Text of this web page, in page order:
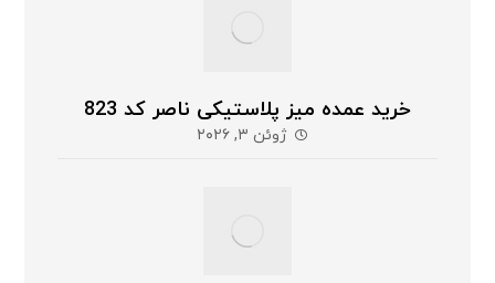
خرید عمده میز پلاستیکی ناصر کد 823
ژوئن ۳, ۲۰۲۶